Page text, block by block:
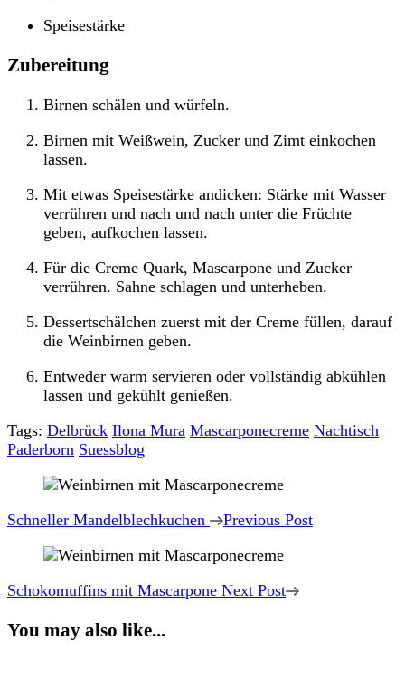
Speisestärke
Zubereitung
Birnen schälen und würfeln.
Birnen mit Weißwein, Zucker und Zimt einkochen
lassen.
Mit etwas Speisestärke andicken: Stärke mit Wasser
verrühren und nach und nach unter die Früchte
geben, aufkochen lassen.
Für die Creme Quark, Mascarpone und Zucker
verrühren. Sahne schlagen und unterheben.
Dessertschälchen zuerst mit der Creme füllen, darauf
die Weinbirnen geben.
Entweder warm servieren oder vollständig abkühlen
lassen und gekühlt genießen.
Tags: Delbrück Ilona Mura Mascarponecreme Nachtisch
Paderborn Suessblog
Post
Navigation
Schneller Mandelblechkuchen Previous Post
Schokomuffins mit Mascarpone Next Post
You may also like...